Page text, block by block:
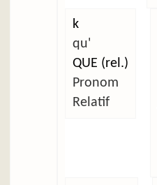
k
qu'
QUE (rel.)
Pronom
Relatif